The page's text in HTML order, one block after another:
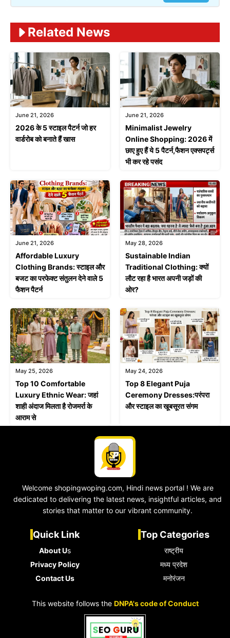
Related News
June 21, 2026
2026 के 5 स्टाइल पैटर्न जो हर
वार्डरोब को बनाते हैं खास
June 21, 2026
Minimalist Jewelry
Online Shopping: 2026 में
छाए हुए हैं ये 5 पैटर्न,फैशन एक्सपर्ट्स
भी कर रहे पसंद
June 21, 2026
Affordable Luxury
Clothing Brands: स्टाइल और
बजट का परफेक्ट संतुलन देने वाले 5
फैशन पैटर्न
May 28, 2026
Sustainable Indian
Traditional Clothing: क्यों
लौट रहा है भारत अपनी जड़ों की
ओर?
May 25, 2026
Top 10 Comfortable
Luxury Ethnic Wear: जहां
शाही अंदाज मिलता है रोजमर्रा के
आराम से
May 24, 2026
Top 8 Elegant Puja
Ceremony Dresses:परंपरा
और स्टाइल का खूबसूरत संगम
Welcome shopingwoping.com, Hindi news portal ! We are
dedicated to delivering the latest news, insightful articles, and
stories that matter to our vibrant community.
Quick Link
About Us
Privacy Policy
Contact Us
Top Categories
राष्ट्रीय
मध्य प्रदेश
मनोरंजन
This website follows the DNPA's code of Conduct